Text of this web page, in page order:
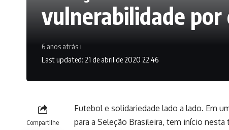
vulnerabilidade por
Last updated: 21 de abril de 2020 22:46
6 anos atrás
Compartilhe
Futebol e solidariedade lado a lado. Em
para a Seleção Brasileira, tem início